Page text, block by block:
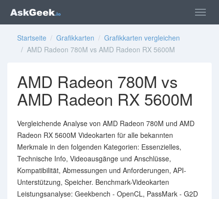
Startseite / Grafikkarten / Grafikkarten vergleichen
/ AMD Radeon 780M vs AMD Radeon RX 5600M
AMD Radeon 780M vs
AMD Radeon RX 5600M
Vergleichende Analyse von AMD Radeon 780M und AMD
Radeon RX 5600M Videokarten für alle bekannten
Merkmale in den folgenden Kategorien: Essenzielles,
Technische Info, Videoausgänge und Anschlüsse,
Kompatibilität, Abmessungen und Anforderungen, API-
Unterstützung, Speicher. Benchmark-Videokarten
Leistungsanalyse: Geekbench - OpenCL, PassMark - G2D